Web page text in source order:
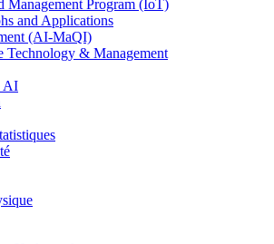
Program (IoT)
and Applications
(AI-MaQI)
& Management
AI